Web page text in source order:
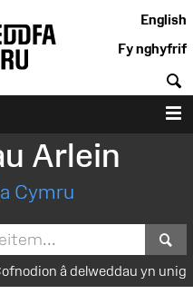
English
Fy nghyfrif
Arlein
Cymru
â delweddau yn unig